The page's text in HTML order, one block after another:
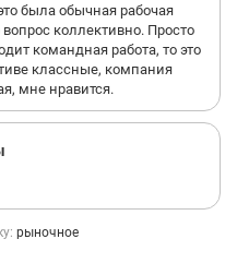
была обычная рабочая
коллективно. Просто
командная работа, то это
классные, компания
мне нравится.
рыночное